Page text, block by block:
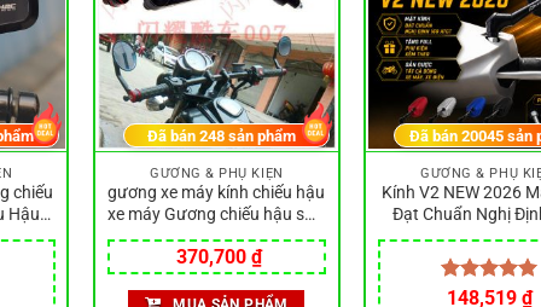
chiếu
Hậu
Chân
GƯƠNG & PHỤ KIỆN
gương xe máy kính chiếu hậu
xe máy Gương chiếu hậu sửa
đổi xe máy retro gương chiếu
hậu hợp kim nhôm tròn
22mm gương tay lái thông
dụng gương chiếu hậu
Giá
gốc
là:
370,700₫Giá
hiện
tại
Đã bán 248sản phẩm
GƯƠNG & PHỤ
Kính V2 NEW 2026
Đạt Chuẩn Nghị
ATGT Tặng Full Phụ
Tất Cả Dòng Xe Máy
Được xếp
Giá
148,519₫
Đã bán20045 sản